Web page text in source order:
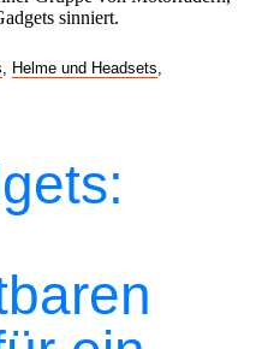
Helme und Headsets